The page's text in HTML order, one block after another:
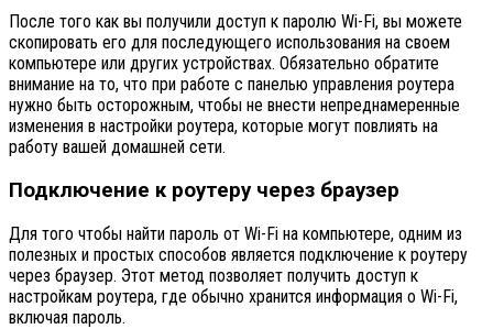
После того как вы получили доступ к паролю Wi-Fi, вы можете
скопировать его для последующего использования на своем
компьютере или других устройствах. Обязательно обратите
внимание на то, что при работе с панелью управления роутера
нужно быть осторожным, чтобы не внести непреднамеренные
изменения в настройки роутера, которые могут повлиять на
работу вашей домашней сети.
Подключение к роутеру через браузер
Для того чтобы найти пароль от Wi-Fi на компьютере, одним из
полезных и простых способов является подключение к роутеру
через браузер. Этот метод позволяет получить доступ к
настройкам роутера, где обычно хранится информация о Wi-Fi,
включая пароль.